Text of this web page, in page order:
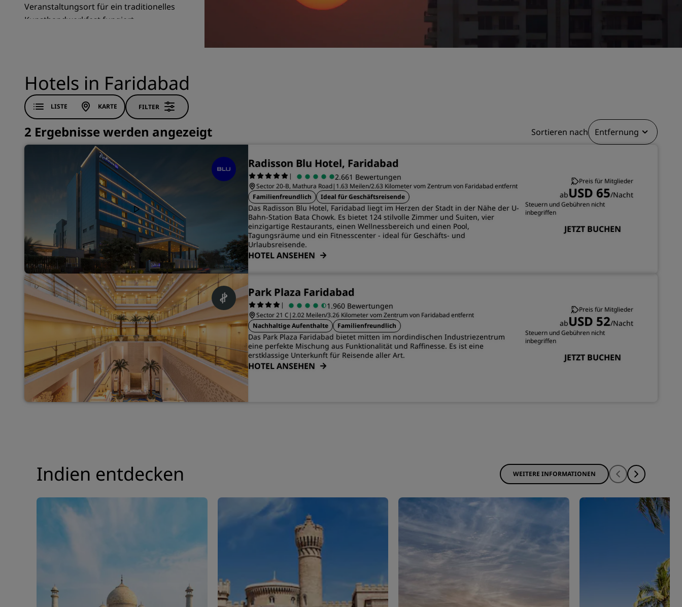
Einen Meetingraum buchen
Fordern Sie ein Angebot an
Digitale Services
Radisson Hotels App
Aufenthalte für Sportteams
Radisson Rewards
Entdecken Sie Radisson Rewards
So sammeln Sie Punkte
Bookers and Planners
REGISTRIEREN
Veranstaltungsort für ein traditionelles
Kunsthandwerkfest fungiert.
Hotels in Faridabad
LISTE KARTE FILTER
2 Ergebnisse werden angezeigt Sortieren nach Entfernung
Radisson Blu Hotel, Faridabad
| 2.661 Bewertungen
Sector 20-B, Mathura Road| 1.63 Meilen/2.63 Kilometer vom Zentrum von Faridabad entfernt
Familienfreundlich
Ideal für Geschäftsreisende
Das Radisson Blu Hotel, Faridabad liegt im Herzen der Stadt in der Nähe der U-
Bahn-Station Bata Chowk. Es bietet 124 stilvolle Zimmer und Suiten, vier
einzigartige Restaurants, einen Wellnessbereich und einen Pool,
Tagungsräume und ein Fitnesscenter - ideal für Geschäfts- und
Urlaubsreisende.
HOTEL ANSEHEN
Preis für Mitglieder
abUSD 65/Nacht
Steuern und Gebühren nicht
inbegriffen
JETZT BUCHEN
Park Plaza Faridabad
| 1.960 Bewertungen
Sector 21 C |2.02 Meilen/3.26 Kilometer vom Zentrum von Faridabad entfernt
Nachhaltige Aufenthalte
Familienfreundlich
Das Park Plaza Faridabad bietet mitten im nordindischen Industriezentrum
eine perfekte Mischung aus Funktionalität und Raffinesse. Es ist eine
erstklassige Unterkunft für Reisende aller Art.
HOTEL ANSEHEN
Preis für Mitglieder
abUSD 52/Nacht
Steuern und Gebühren nicht
inbegriffen
JETZT BUCHEN
Indien entdecken WEITERE INFORMATIONEN